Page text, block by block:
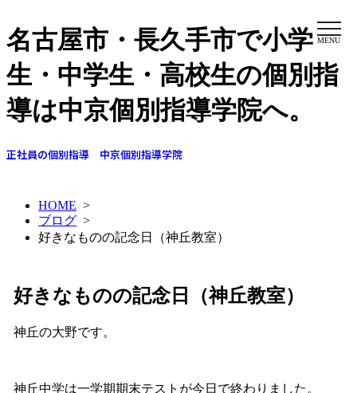
名古屋市・長久手市で小学
生・中学生・高校生の個別指
導は中京個別指導学院へ。
正社員の個別指導 中京個別指導学院
MENU
HOME >
ブログ >
好きなものの記念日（神丘教室）
好きなものの記念日（神丘教室）
神丘の大野です。
神丘中学は一学期期末テストが今日で終わりました。